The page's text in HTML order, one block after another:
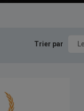
Trier par